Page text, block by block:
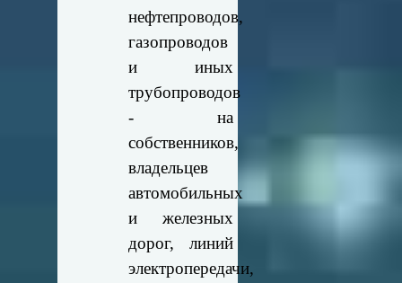
нефтепроводов,
газопроводов
и иных
трубопроводов
- на
собственников,
владельцев
автомобильных
и железных
дорог, линий
электропередачи,